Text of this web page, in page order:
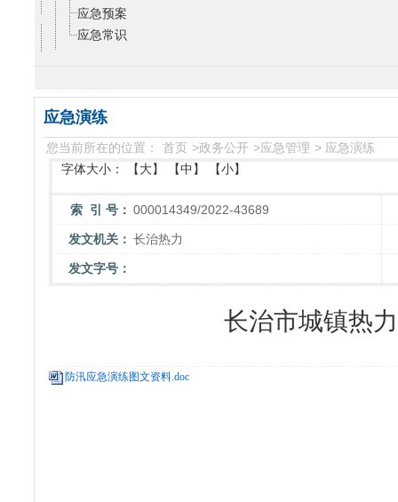
应急预案
应急常识
应急演练
您当前所在的位置： 首页 >政务公开 >应急管理 >应急演练
字体大小：
【大】 【中】 【小】
索 引 号： 000014349/2022-43689
发文机关： 长治热力
发文字号：
长治市城镇热
防汛应急演练图文资料.doc